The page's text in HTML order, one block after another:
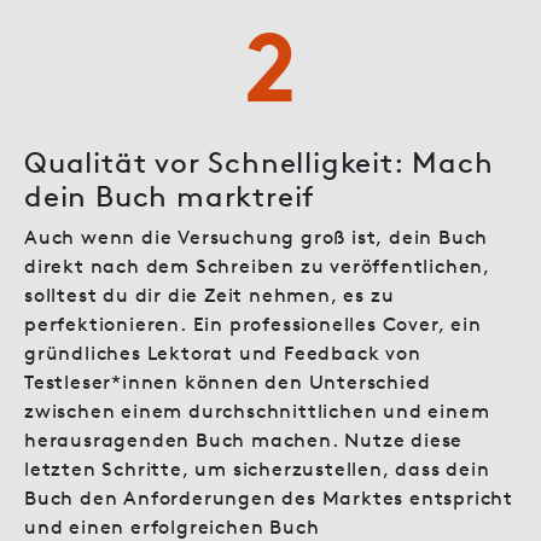
2
Qualität vor Schnelligkeit: Mach
dein Buch marktreif
Auch wenn die Versuchung groß ist, dein Buch
direkt nach dem Schreiben zu veröffentlichen,
solltest du dir die Zeit nehmen, es zu
perfektionieren. Ein professionelles Cover, ein
gründliches Lektorat und Feedback von
Testleser*innen können den Unterschied
zwischen einem durchschnittlichen und einem
herausragenden Buch machen. Nutze diese
letzten Schritte, um sicherzustellen, dass dein
Buch den Anforderungen des Marktes entspricht
und einen erfolgreichen Buch